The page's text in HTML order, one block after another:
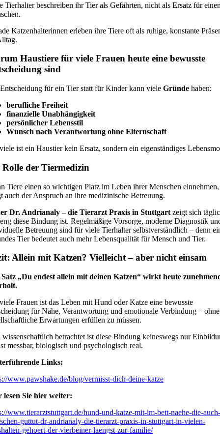
Tierhalter beschreiben ihr Tier als Gefährten, nicht als Ersatz für
Katzenhalterinnen erleben ihre Tiere oft als ruhige, konstante
Haustiere für viele Frauen heute eine bewusste
sind
für ein Tier statt für Kinder kann viele Gründe haben:
berufliche Freiheit
finanzielle Unabhängigkeit
persönlicher Lebensstil
Wunsch nach Verantwortung ohne Elternschaft
ist ein Haustier kein Ersatz, sondern ein eigenständiges
Rolle der Tiermedizin
Tiere einen so wichtigen Platz im Leben ihrer Menschen einnehmen,
auch der Anspruch an ihre medizinische Betreuung.
Dr. Andrianaly – die Tierarzt Praxis in Stuttgart zeigt sich
diese Bindung ist. Regelmäßige Vorsorge, moderne Diagnostik
Betreuung sind für viele Tierhalter selbstverständlich – denn
Tier bedeutet auch mehr Lebensqualität für Mensch und Tier.
Allein mit Katzen? Vielleicht – aber nicht einsam
„Du endest allein mit deinen Katzen“ wirkt heute
Frauen ist das Leben mit Hund oder Katze eine bewusste
für Nähe, Verantwortung und emotionale Verbindung – ohne
Erwartungen erfüllen zu müssen.
wissenschaftlich betrachtet ist diese Bindung keineswegs nur
messbar, biologisch und psychologisch real.
Links:
www.pawshake.de/blog/vermisst-dich-deine-katze
lesen Sie hier weiter:
www.tierarztstuttgart.de/hund-und-katze-mit-im-bett-naehe-die-auch-
guttut-dr-andrianaly-die-tierarzt-praxis-in-stuttgart-in-vielen-
gehoert-der-vierbeiner-laengst-zur-familie/